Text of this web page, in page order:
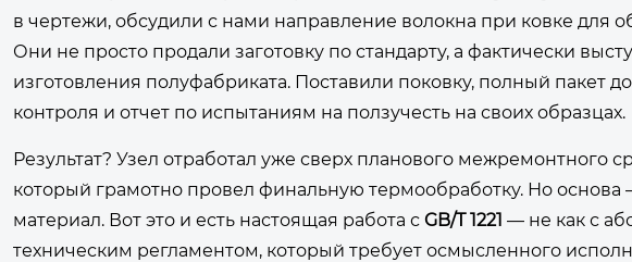
в чертежи, обсудили с нами направление волокна при ковке для
Они не просто продали заготовку по стандарту, а фактически
изготовления полуфабриката. Поставили поковку, полный пакет
контроля и отчет по испытаниям на ползучесть на своих образцах.
Результат? Узел отработал уже сверх планового межремонтного
который грамотно провел финальную термообработку. Но
материал. Вот это и есть настоящая работа с GB/T 1221 — не как с
техническим регламентом, который требует осмысленного